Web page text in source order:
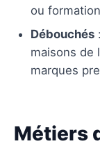
ou
Débouchés
maisons de
marques
Métiers